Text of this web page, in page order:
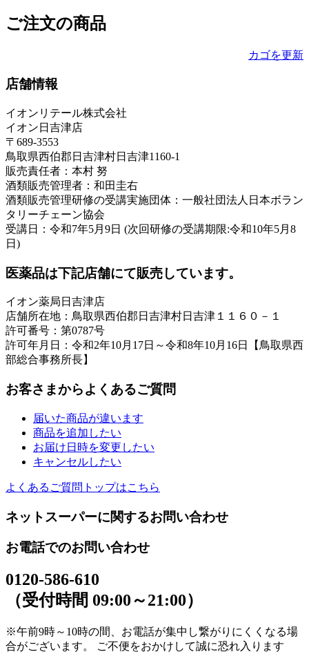
ご注文の商品
カゴを更新
店舗情報
イオンリテール株式会社
イオン日吉津店
〒689-3553
鳥取県西伯郡日吉津村日吉津1160-1
販売責任者：本村 努
酒類販売管理者：和田圭右
酒類販売管理研修の受講実施団体：一般社団法人日本ボラン
タリーチェーン協会
受講日：令和7年5月9日 (次回研修の受講期限:令和10年5月8
日)
医薬品は下記店舗にて販売しています。
イオン薬局日吉津店
店舗所在地：鳥取県西伯郡日吉津村日吉津１１６０－１
許可番号：第0787号
許可年月日：令和2年10月17日～令和8年10月16日【鳥取県西
部総合事務所長】
お客さまからよくあるご質問
届いた商品が違います
商品を追加したい
お届け日時を変更したい
キャンセルしたい
よくあるご質問トップはこちら
ネットスーパーに関するお問い合わせ
お電話でのお問い合わせ
0120-586-610
（受付時間 09:00～21:00）
※午前9時～10時の間、お電話が集中し繋がりにくくなる場
合がございます。 ご不便をおかけして誠に恐れ入ります